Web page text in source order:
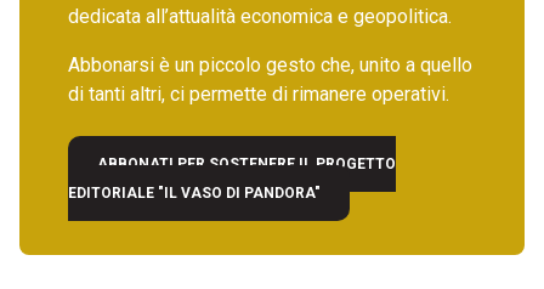
dedicata all’attualità economica e geopolitica.
Abbonarsi è un piccolo gesto che, unito a quello
di tanti altri, ci permette di rimanere operativi.
ABBONATI PER SOSTENERE IL PROGETTO
EDITORIALE "IL VASO DI PANDORA"